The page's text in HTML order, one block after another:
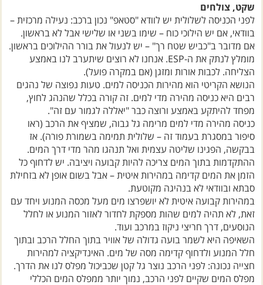
לפני הכניסה לשלולית יש לוודא "סטאפ" נכון ברכב: נעילה מרכזית –
בוודאי, אם יש הילוכי כוח – שימו בשני או שלישי אבל לא בראשון.
אם מדובר ב"כביש שטח רך" – יש לנעול את בורר ההילוכים בראשון.
מומלץ לנתק את ה-ESP. אנחנו לא רוצים שיתערב לנו באמצע
הצליחה. לכבות אורות ומזגן (אם במקרה פועל).
הנושא הקריטי הוא מהירות הכניסה למים. טעות נפוצה של נהגים
רבים היא כניסה מהירה מדי למים. זה קורה בכלל שהנהג לחוץ,
מפחד להיתקע באמצע ורוצה כבר "יאללה לגמור עם זה".
כניסה מהירה מדי למים מרימה גל גבוה, שמציף את הרכב (ראו
סיפור במסגרת בעמוד זה – שלולית תמימה בשמורת פורה). אז
בבקשה, הפגינו שליטה עצמית ואל תנהגו מהר מדי דרך המים.
ההתקדמות בתוך המים צריכה להיות קבועה ויציבה. יש לדחוף כל
הזמן את המים קדימה במהירות איטית – אבל בשום אופן לא בזחילת
סבתא ובוודאי לא בנהיגה מקוטעת.
במהירות קבועה איטית לא יושפרצו מים מעל מכסה המנוע ויחד עם
זאת, לא תהיה למים שהות מספקת לחדור לאזור המנוע או לחלל
הנוסעים, דרך חריצי ניקוז במרכב ועוד.
השאיפה היא לשמר בועה גדולה של אוויר בתוך החלל הרכב ובתוך
חלל המנוע ולדחוף קדימה מסה של מים. האינדיקציה למהירות
חצייה נכונה: לפני הרכב נוצר גל קטן שכביכול מפלס לנו את הדרך.
מפלס המים שקיים לפני הרכב, נמוך יותר ממפלס המים הכללי
בשלולית.